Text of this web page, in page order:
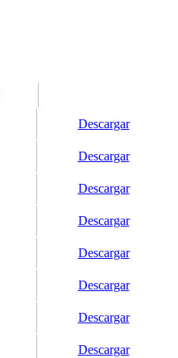
Descargar
Descargar
Descargar
Descargar
Descargar
Descargar
Descargar
Descargar